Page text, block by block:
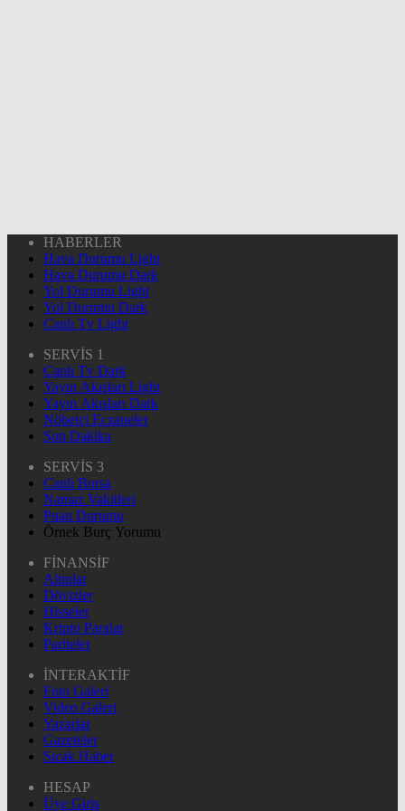
HABERLER
Hava Durumu Light
Hava Durumu Dark
Yol Durumu Light
Yol Durumu Dark
Canlı Tv Light
SERVİS 1
Canlı Tv Dark
Yayın Akışları Light
Yayın Akışları Dark
Nöbetçi Eczaneler
Son Dakika
SERVİS 3
Canlı Borsa
Namaz Vakitleri
Puan Durumu
Örnek Burç Yorumu
FİNANSİF
Altınlar
Dövizler
Hisseler
Kripto Paralar
Pariteler
İNTERAKTİF
Foto Galeri
Video Galeri
Yazarlar
Gazeteler
Sıcak Haber
HESAP
Üye Giriş